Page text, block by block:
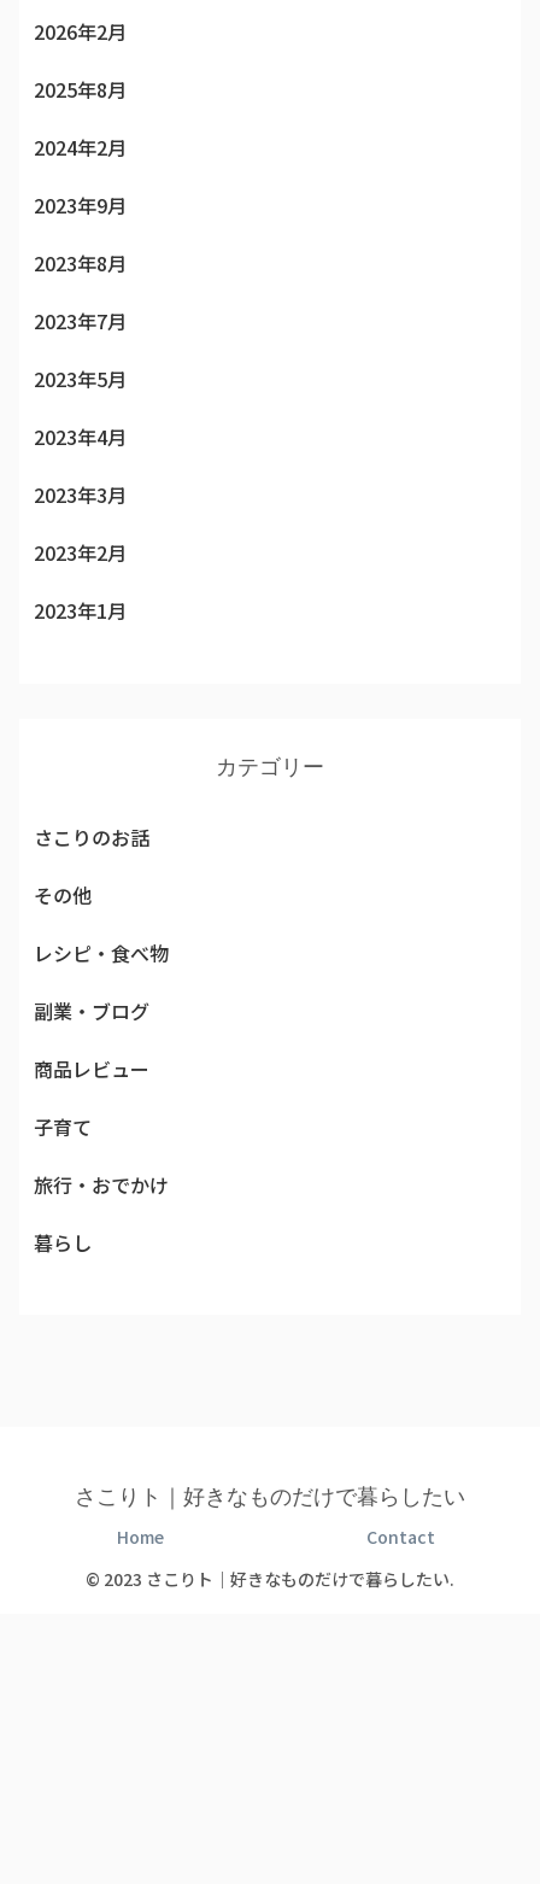
2026年2月
2025年8月
2024年2月
2023年9月
2023年8月
2023年7月
2023年5月
2023年4月
2023年3月
2023年2月
2023年1月
カテゴリー
さこりのお話
その他
レシピ・食べ物
副業・ブログ
商品レビュー
子育て
旅行・おでかけ
暮らし
さこりト｜好きなものだけで暮らしたい
Home
Contact
© 2023 さこりト｜好きなものだけで暮らしたい.